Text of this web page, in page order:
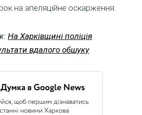
на апеляційне оскарження.
На Харківщині поліція
вдалого обшуку